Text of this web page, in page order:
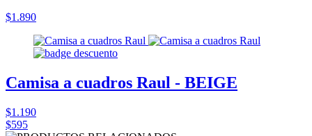
$1.890
Camisa a cuadros Raul - BEIGE
$1.190
$595